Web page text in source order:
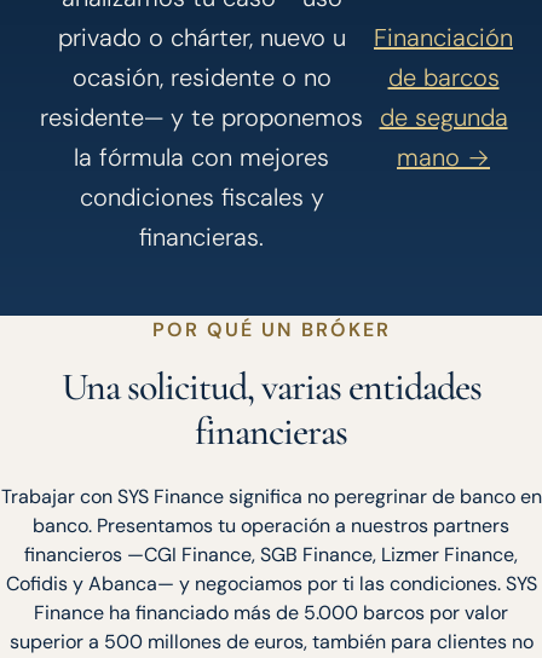
privado o chárter, nuevo u
ocasión, residente o no
residente— y te proponemos
la fórmula con mejores
condiciones fiscales y
financieras.
Financiación
de barcos
de segunda
mano →
POR QUÉ UN BRÓKER
Una solicitud, varias entidades
financieras
Trabajar con SYS Finance significa no peregrinar de banco en
banco. Presentamos tu operación a nuestros partners
financieros —CGI Finance, SGB Finance, Lizmer Finance,
Cofidis y Abanca— y negociamos por ti las condiciones. SYS
Finance ha financiado más de 5.000 barcos por valor
superior a 500 millones de euros, también para clientes no